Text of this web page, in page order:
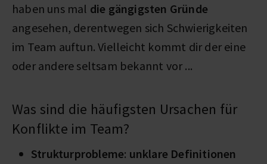
haben uns mal die gängigsten Gründe
angesehen, derentwegen sich Schwierigkeiten
im Team auftun. Vielleicht kommt dir der eine
oder andere seltsam bekannt vor ...
Was sind die häufigsten Ursachen für
Konflikte im Team?
Strukturprobleme: unklare Definitionen